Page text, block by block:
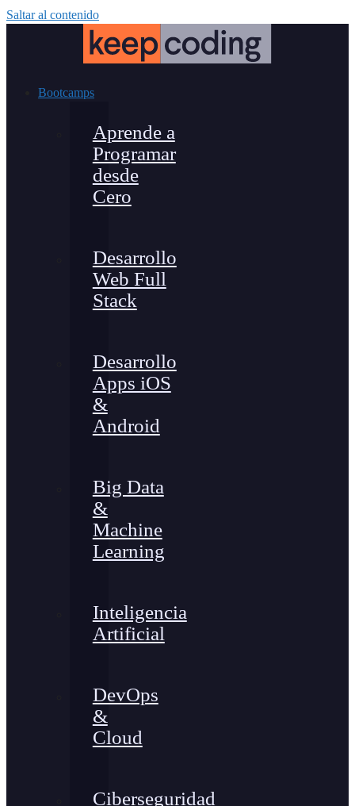
Saltar al contenido
Bootcamps
Aprende a
Programar
desde
Cero
Desarrollo
Web Full
Stack
Desarrollo
Apps iOS
&
Android
Big Data
&
Machine
Learning
Inteligencia
Artificial
DevOps
&
Cloud
Ciberseguridad